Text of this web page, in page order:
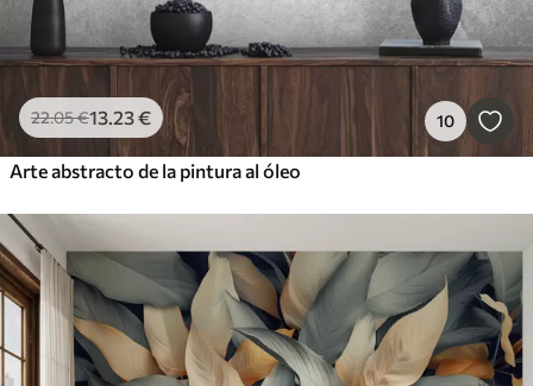
22.05€13.23€ 10
Arte abstracto de la pintura al óleo